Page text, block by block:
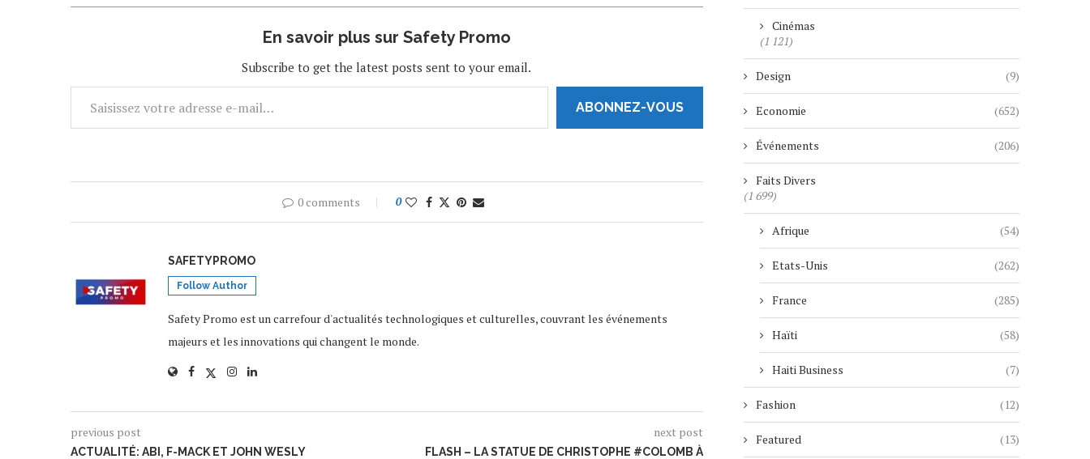
En savoir plus sur Safety Promo
Subscribe to get the latest posts sent to your email.
ABONNEZ-VOUS
0 comments 0
SAFETYPROMO
Follow Author
Safety Promo est un carrefour d'actualités technologiques et culturelles, couvrant les événements
majeurs et les innovations qui changent le monde.
previous post
ACTUALITÉ: ABI, F-MACK ET JOHN WESLY
next post
FLASH – LA STATUE DE CHRISTOPHE #COLOMB À
Cinémas
(1 121)
Design (9)
Economie (652)
Événements (206)
Faits Divers
(1 699)
Afrique (54)
Etats-Unis (262)
France (285)
Haïti (58)
Haiti Business (7)
Fashion (12)
Featured (13)